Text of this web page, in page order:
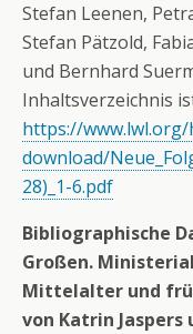
Stefan Leenen,
Stefan Pätzold,
und Bernhard
Inhaltsverzeichnis
https://
download/
28)_1-6.pdf
Bibliographische
Großen.
Mittelalter und
von Katrin